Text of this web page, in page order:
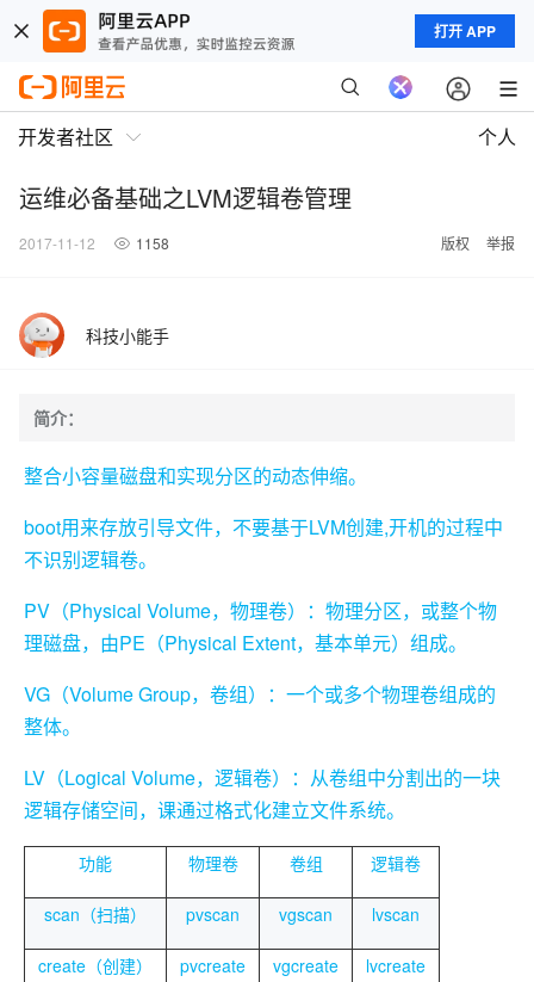
打开 APP
开发者社区 个人
运维必备基础之LVM逻辑卷管理
2017-11-12 1158 版权 举报
科技小能手
简介：
整合小容量磁盘和实现分区的动态伸缩。
boot用来存放引导文件，不要基于LVM创建,开机的过程中
不识别逻辑卷。
PV （Physical Volume，物理卷）：物理分区，或整个物
理磁盘，由PE （Physical Extent，基本单元）组成。
VG （Volume Group，卷组）：一个或多个物理卷组成的
整体。
LV （Logical Volume，逻辑卷）：从卷组中分割出的一块
逻辑存储空间，课通过格式化建立文件系统。
功能 物理卷 卷组 逻辑卷
scan（扫描） pvscan vgscan lvscan
create（创建） pvcreate vgcreate lvcreate